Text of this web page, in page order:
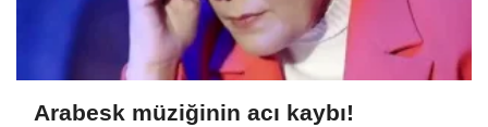
Arabesk müziğinin acı kaybı!